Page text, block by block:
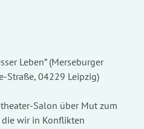
Leben” (Merseburger
Straße, 04229 Leipzig)
Salon über Mut zum
wir in Konflikten